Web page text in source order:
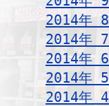
2014年
2014年 7
2014年 6
2014年
2014年